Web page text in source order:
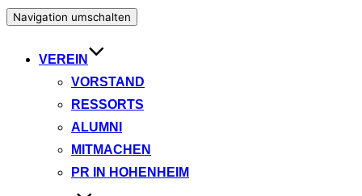
Navigation umschalten
VEREIN
VORSTAND
RESSORTS
ALUMNI
MITMACHEN
PR IN HOHENHEIM